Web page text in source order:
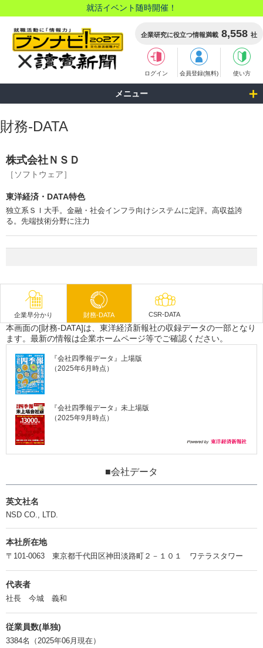
就活イベント随時開催！
企業研究に役立つ情報満載 8,558 社
ログイン 会員登録(無料) 使い方
メニュー
財務-DATA
株式会社ＮＳＤ
［ソフトウェア］
東洋経済・DATA特色
独立系ＳＩ大手。金融・社会インフラ向けシステムに定評。高収益誇
る。先端技術分野に注力
企業早分かり 財務-DATA CSR-DATA
本画面の[財務-DATA]は、東洋経済新報社の収録データの一部となり
ます。最新の情報は企業ホームページ等でご確認ください。
『会社四季報データ』上場版
（2025年6月時点）
『会社四季報データ』未上場版
（2025年9月時点）
■会社データ
英文社名
NSD CO., LTD.
本社所在地
〒101-0063 東京都千代田区神田淡路町２－１０１ ワテラスタワー
代表者
社長 今城 義和
従業員数(単独)
3384名（2025年06月現在）